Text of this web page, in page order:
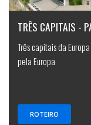
TRÊS CAPITAIS -
Três capitais da
pela Europa
ROTEIRO